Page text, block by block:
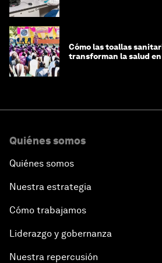
Cómo las toallas
transforman la salud
Quiénes somos
Quiénes somos
Nuestra estrategia
Cómo trabajamos
Liderazgo y gobernanza
Nuestra repercusión